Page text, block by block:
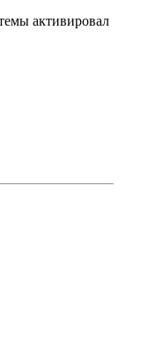
активировал